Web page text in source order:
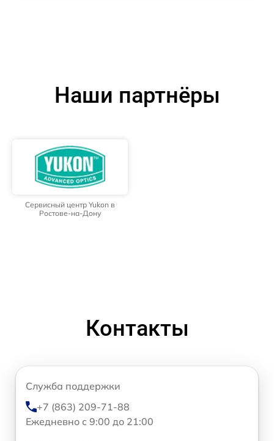
Наши партнёры
Сервисный центр Yukon в
Ростове-на-Дону
Контакты
Служба поддержки
+7 (863) 209-71-88
Ежедневно с 9:00 до 21:00